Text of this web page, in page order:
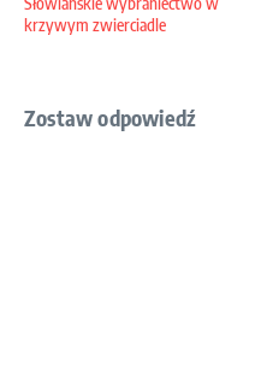
krzywym zwierciadle
Zostaw odpowiedź